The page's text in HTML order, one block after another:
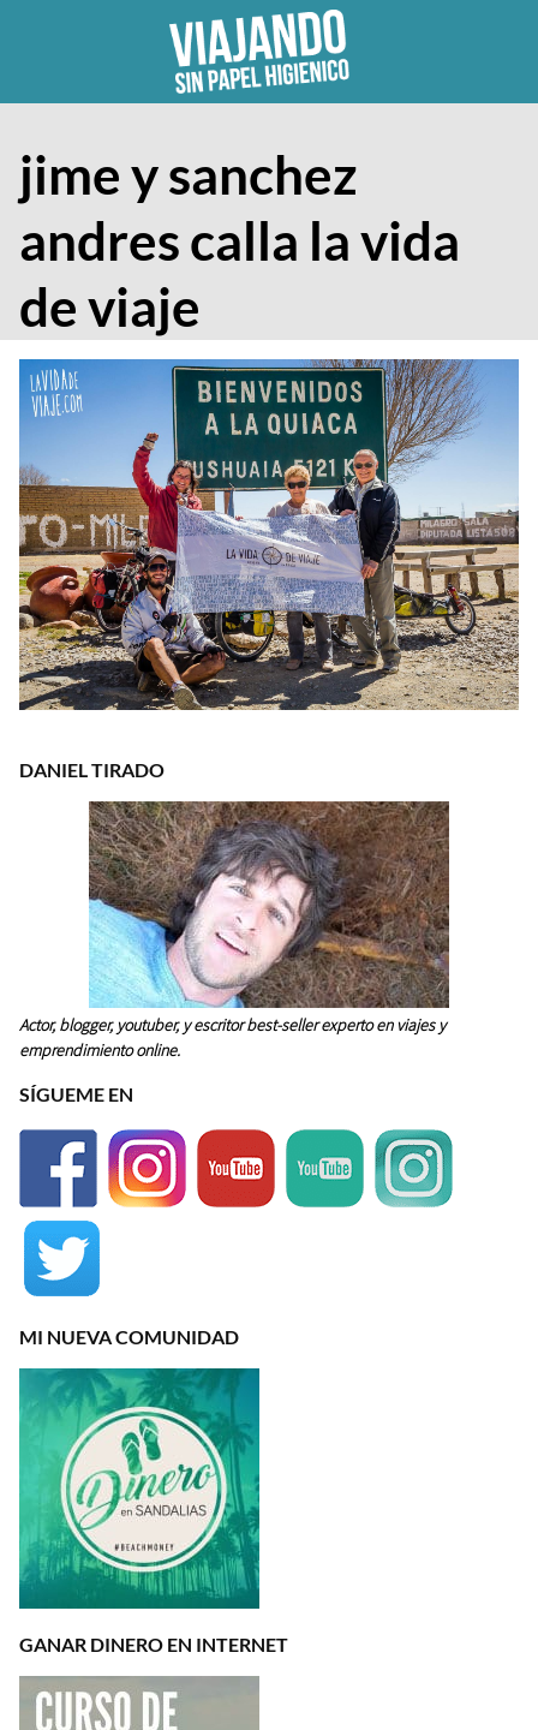
jime y sanchez
andres calla la vida
de viaje
DANIEL TIRADO
Actor, blogger, youtuber, y escritor best-seller experto en viajes y
emprendimiento online.
SÍGUEME EN
MI NUEVA COMUNIDAD
GANAR DINERO EN INTERNET